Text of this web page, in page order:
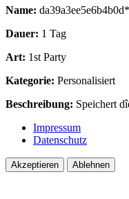
Name:
Dauer: 1 Tag
Art: 1st Party
Kategorie: Personalisiert
Beschreibung: Speichert
Impressum
Datenschutz
Akzeptieren Ablehnen